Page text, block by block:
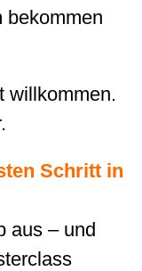
bekommen
willkommen.
Schritt in
aus – und